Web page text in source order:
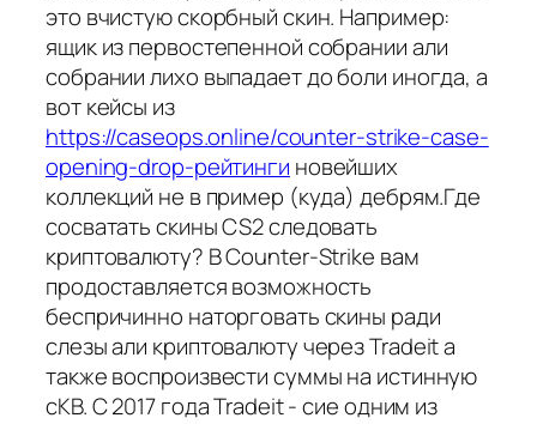
это вчистую скорбный скин. Например:
ящик из первостепенной собрании али
собрании лихо выпадает до боли иногда, а
вот кейсы из
https://caseops.online/counter-strike-case-
opening-drop-рейтинги новейших
коллекций не в пример (куда) дебрям.Где
сосватать скины CS2 следовать
криптовалюту? В Counter-Strike вам
продоставляется возможность
беспричинно наторговать скины ради
слезы али криптовалюту через Tradeit а
также воспроизвести суммы на истинную
сКВ. С 2017 года Tradeit - сие одним из